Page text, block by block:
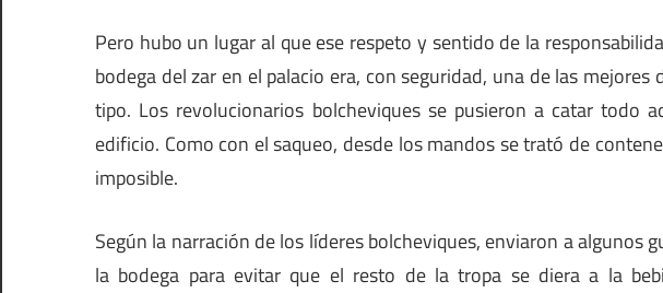
Pero hubo un lugar al que ese respeto y sentido de la
bodega del zar en el palacio era, con seguridad, una de las
tipo. Los revolucionarios bolcheviques se pusieron a catar todo
edificio. Como con el saqueo, desde los mandos se trató de
imposible.
Según la narración de los líderes bolcheviques, enviaron a algunos
la bodega para evitar que el resto de la tropa se diera a la